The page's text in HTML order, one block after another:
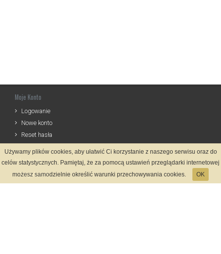
Moje Konto
Logowanie
Nowe konto
Reset hasła
Informacje
Regulamin
Używamy plików cookies, aby ułatwić Ci korzystanie z naszego serwisu oraz do
celów statystycznych. Pamiętaj, że za pomocą ustawień przeglądarki internetowej
możesz samodzielnie określić warunki przechowywania cookies.
OK